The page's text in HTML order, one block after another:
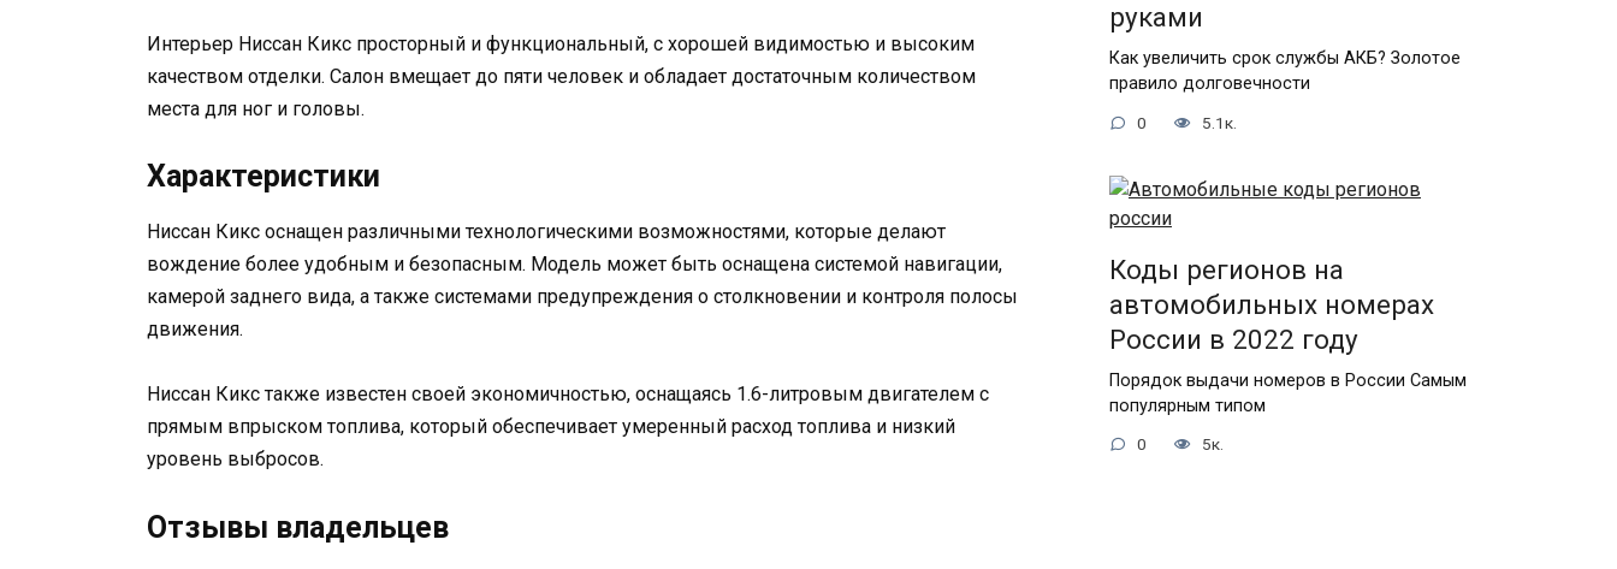
Интерьер Ниссан Кикс просторный и функциональный, с хорошей видимостью и высоким
качеством отделки. Салон вмещает до пяти человек и обладает достаточным количеством
места для ног и головы.
Характеристики
Ниссан Кикс оснащен различными технологическими возможностями, которые делают
вождение более удобным и безопасным. Модель может быть оснащена системой навигации,
камерой заднего вида, а также системами предупреждения о столкновении и контроля полосы
движения.
Ниссан Кикс также известен своей экономичностью, оснащаясь 1.6-литровым двигателем с
прямым впрыском топлива, который обеспечивает умеренный расход топлива и низкий
уровень выбросов.
Отзывы владельцев
руками
Как увеличить срок службы АКБ? Золотое
правило долговечности
0 5.1к.
Коды регионов на
автомобильных номерах
России в 2022 году
Порядок выдачи номеров в России Самым
популярным типом
0 5к.